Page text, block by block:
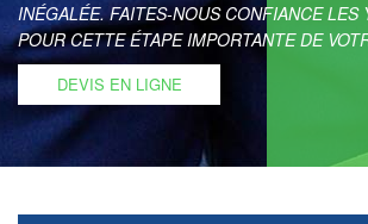
INÉGALÉE. FAITES-NOUS CONFIANCE LES
POUR CETTE ÉTAPE IMPORTANTE DE
DEVIS EN LIGNE